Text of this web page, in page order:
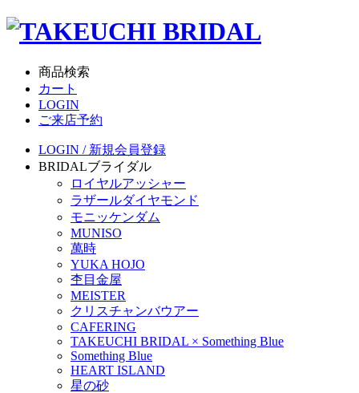
商品検索
カート
LOGIN
ご来店予約
LOGIN / 新規会員登録
BRIDALブライダル
ロイヤルアッシャー
ラザールダイヤモンド
モニッケンダム
MUNISO
萬時
YUKA HOJO
杢目金屋
MEISTER
クリスチャンバウアー
CAFERING
TAKEUCHI BRIDAL × Something Blue
Something Blue
HEART ISLAND
星の砂